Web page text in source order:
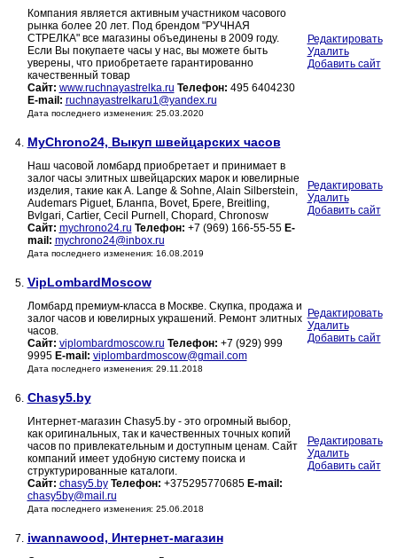
Компания является активным участником часового
рынка более 20 лет. Под брендом "РУЧНАЯ
СТРЕЛКА" все магазины объединены в 2009 году.
Если Вы покупаете часы у нас, вы можете быть
уверены, что приобретаете гарантированно
качественный товар
Сайт: www.ruchnayastrelka.ru Телефон: 495 6404230
E-mail: ruchnayastrelkaru1@yandex.ru
Дата последнего изменения: 25.03.2020
Редактировать
Удалить
Добавить сайт
4. MyChrono24, Выкуп швейцарских часов
Наш часовой ломбард приобретает и принимает в
залог часы элитных швейцарских марок и ювелирные
изделия, такие как A. Lange & Sohne, Alain Silberstein,
Audemars Piguet, Бланпа, Bovet, Бреге, Breitling,
Bvlgari, Cartier, Cecil Purnell, Chopard, Chronosw
Сайт: mychrono24.ru Телефон: +7 (969) 166-55-55 E-
mail: mychrono24@inbox.ru
Дата последнего изменения: 16.08.2019
Редактировать
Удалить
Добавить сайт
5. VipLombardMoscow
Ломбард премиум-класса в Mоскве. Скупка, продажа и
залог часов и ювелирных украшений. Pемонт элитных
часов.
Сайт: viplombardmoscow.ru Телефон: +7 (929) 999
9995 E-mail: viplombardmoscow@gmail.com
Дата последнего изменения: 29.11.2018
Редактировать
Удалить
Добавить сайт
6. Сhasy5.by
Интернет-магазин Chasy5.by - это огромный выбор,
как оригинальных, так и качественных точных копий
часов по привлекательным и доступным ценам. Сайт
компаний имеет удобную систему поиска и
структурированные каталоги.
Сайт: chasy5.by Телефон: +375295770685 E-mail:
chasy5by@mail.ru
Дата последнего изменения: 25.06.2018
Редактировать
Удалить
Добавить сайт
7. iwannawood, Интернет-магазин